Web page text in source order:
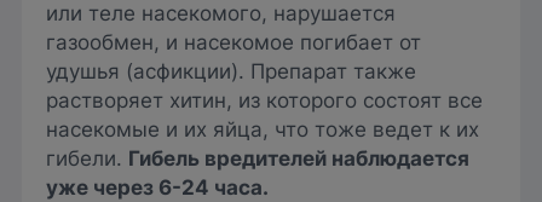
или теле насекомого, нарушается
газообмен, и насекомое погибает от
удушья (асфикции). Препарат также
растворяет хитин, из которого состоят все
насекомые и их яйца, что тоже ведет к их
гибели. Гибель вредителей наблюдается
уже через 6-24 часа.